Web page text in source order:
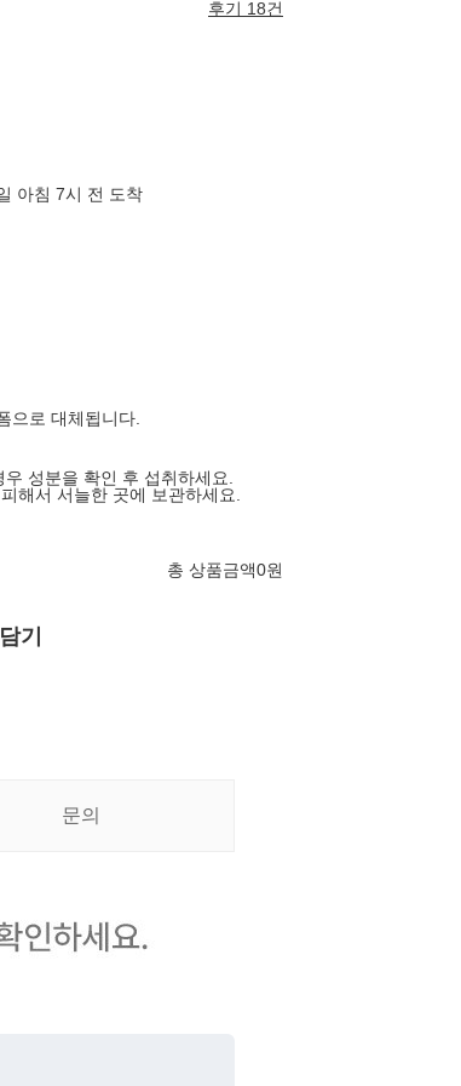
후기 18건
아침 7시 전 도착
으로 대체됩니다.
성분을 확인 후 섭취하세요.
해서 서늘한 곳에 보관하세요.
총 상품금액0원
기
문의